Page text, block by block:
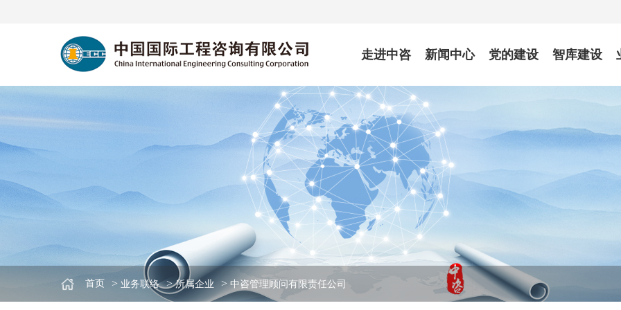
走进中咨 新闻中心 党的建设 智库建设
首页 > 业务联络 >所属企业 >中咨管理顾问有限责任公司